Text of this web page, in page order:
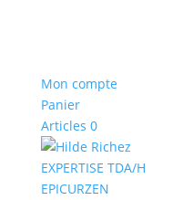
Mon compte
Panier
Articles 0
EXPERTISE TDA/H
EPICURZEN